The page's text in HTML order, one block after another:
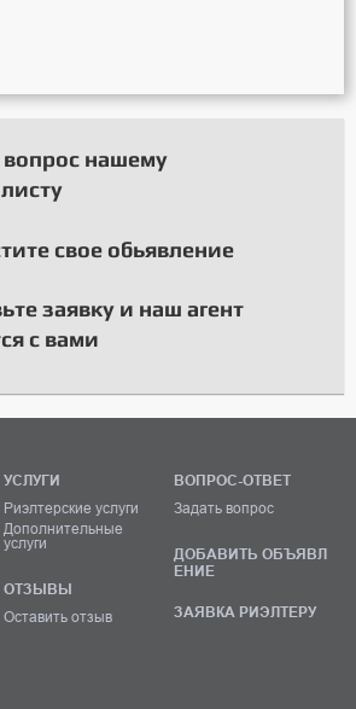
вопрос нашему
свое обьявление
заявку и наш агент
с вами
УСЛУГИ
Риэлтерские услуги
Дополнительные
услуги
ОТЗЫВЫ
Оставить отзыв
ВОПРОС-ОТВЕТ
Задать вопрос
ДОБАВИТЬ ОБЪЯВЛ
ЕНИЕ
ЗАЯВКА РИЭЛТЕРУ